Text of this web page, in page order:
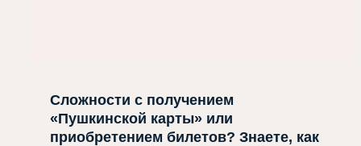
Сложности с получением
«Пушкинской карты» или
приобретением билетов? Знаете, как